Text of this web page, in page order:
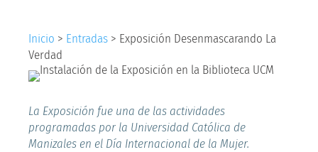
Inicio > Entradas > Exposición Desenmascarando La
Verdad
La Exposición fue una de las actividades
programadas por la Universidad Católica de
Manizales en el Día Internacional de la Mujer.